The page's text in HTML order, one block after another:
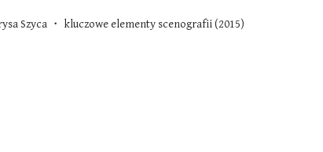
Szyca ・ kluczowe elementy scenografii (2015)